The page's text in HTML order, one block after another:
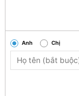
Anh Chị